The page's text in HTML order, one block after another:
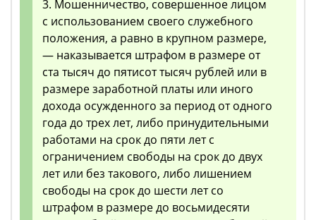
3. Мошенничество, совершенное лицом
с использованием своего служебного
положения, а равно в крупном размере,
— наказывается штрафом в размере от
ста тысяч до пятисот тысяч рублей или в
размере заработной платы или иного
дохода осужденного за период от одного
года до трех лет, либо принудительными
работами на срок до пяти лет с
ограничением свободы на срок до двух
лет или без такового, либо лишением
свободы на срок до шести лет со
штрафом в размере до восьмидесяти